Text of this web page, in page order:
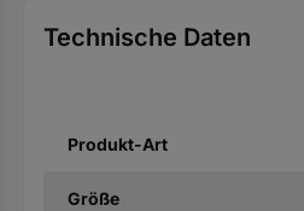
Technische Daten
Produkt-Art
Größe